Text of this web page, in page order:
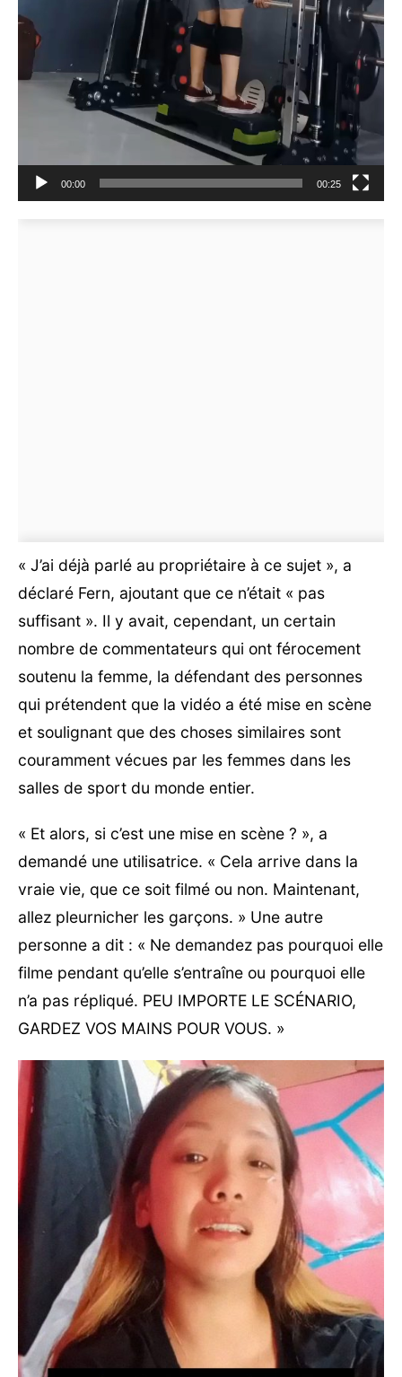
00:00 00:25
« J’ai déjà parlé au propriétaire à ce sujet », a
déclaré Fern, ajoutant que ce n’était « pas
suffisant ». Il y avait, cependant, un certain
nombre de commentateurs qui ont férocement
soutenu la femme, la défendant des personnes
qui prétendent que la vidéo a été mise en scène
et soulignant que des choses similaires sont
couramment vécues par les femmes dans les
salles de sport du monde entier.
« Et alors, si c’est une mise en scène ? », a
demandé une utilisatrice. « Cela arrive dans la
vraie vie, que ce soit filmé ou non. Maintenant,
allez pleurnicher les garçons. » Une autre
personne a dit : « Ne demandez pas pourquoi elle
filme pendant qu’elle s’entraîne ou pourquoi elle
n’a pas répliqué. PEU IMPORTE LE SCÉNARIO,
GARDEZ VOS MAINS POUR VOUS. »